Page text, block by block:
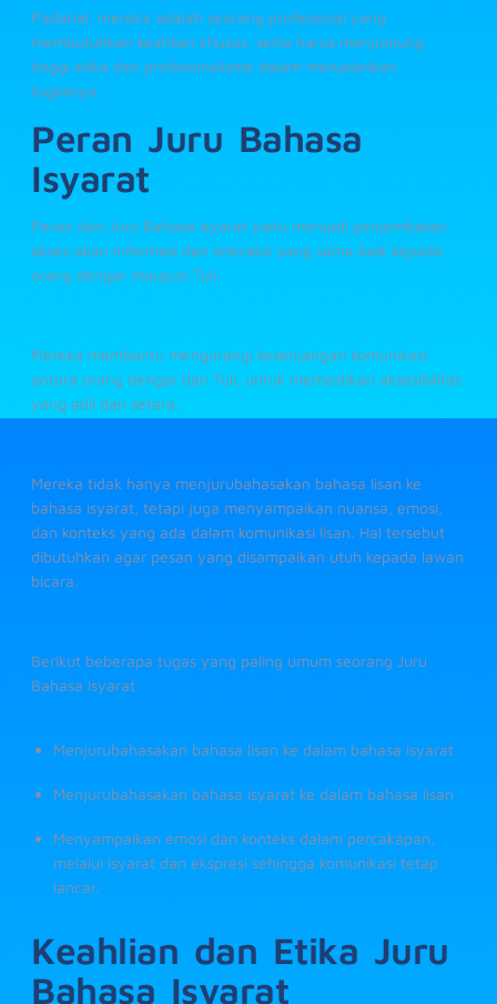
Padahal, mereka adalah seorang profesional yang
membutuhkan keahlian khusus, serta harus menjunjung
tinggi etika dan profesionalisme dalam menjalankan
tugasnya.
Peran Juru Bahasa
Isyarat
Peran dari Juru Bahasa Isyarat yaitu menjadi penjembatan
akses akan informasi dan interaksi yang sama baik kepada
orang dengar maupun Tuli.
Mereka membantu mengurangi kesenjangan komunikasi
antara orang dengar dan Tuli, untuk memastikan aksesibilitas
yang adil dan setara.
Mereka tidak hanya menjurubahasakan bahasa lisan ke
bahasa isyarat, tetapi juga menyampaikan nuansa, emosi,
dan konteks yang ada dalam komunikasi lisan. Hal tersebut
dibutuhkan agar pesan yang disampaikan utuh kepada lawan
bicara.
Berikut beberapa tugas yang paling umum seorang Juru
Bahasa Isyarat:
Menjurubahasakan bahasa lisan ke dalam bahasa isyarat
Menjurubahasakan bahasa isyarat ke dalam bahasa lisan
Menyampaikan emosi dan konteks dalam percakapan,
melalui isyarat dan ekspresi sehingga komunikasi tetap
lancar.
Keahlian dan Etika Juru
Bahasa Isyarat